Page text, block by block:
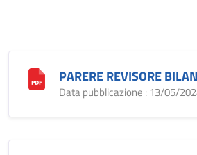
PARERE REVISORE
Data pubblicazione : 13/05/